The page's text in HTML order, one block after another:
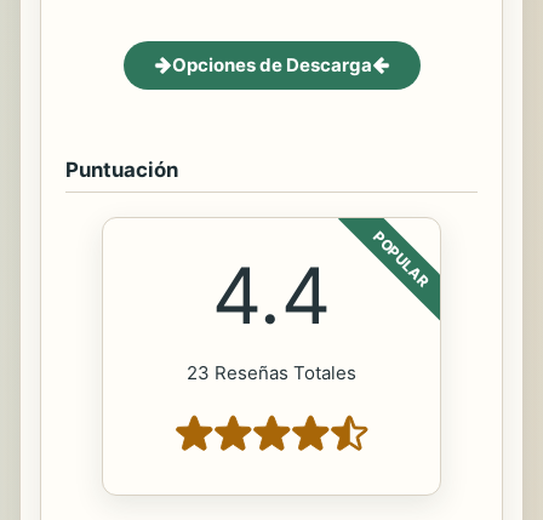
Opciones de Descarga
Puntuación
POPULAR
4.4
23 Reseñas Totales